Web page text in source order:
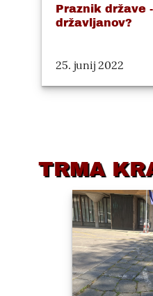
Praznik države
državljanov?
25. junij 2022
TRMA